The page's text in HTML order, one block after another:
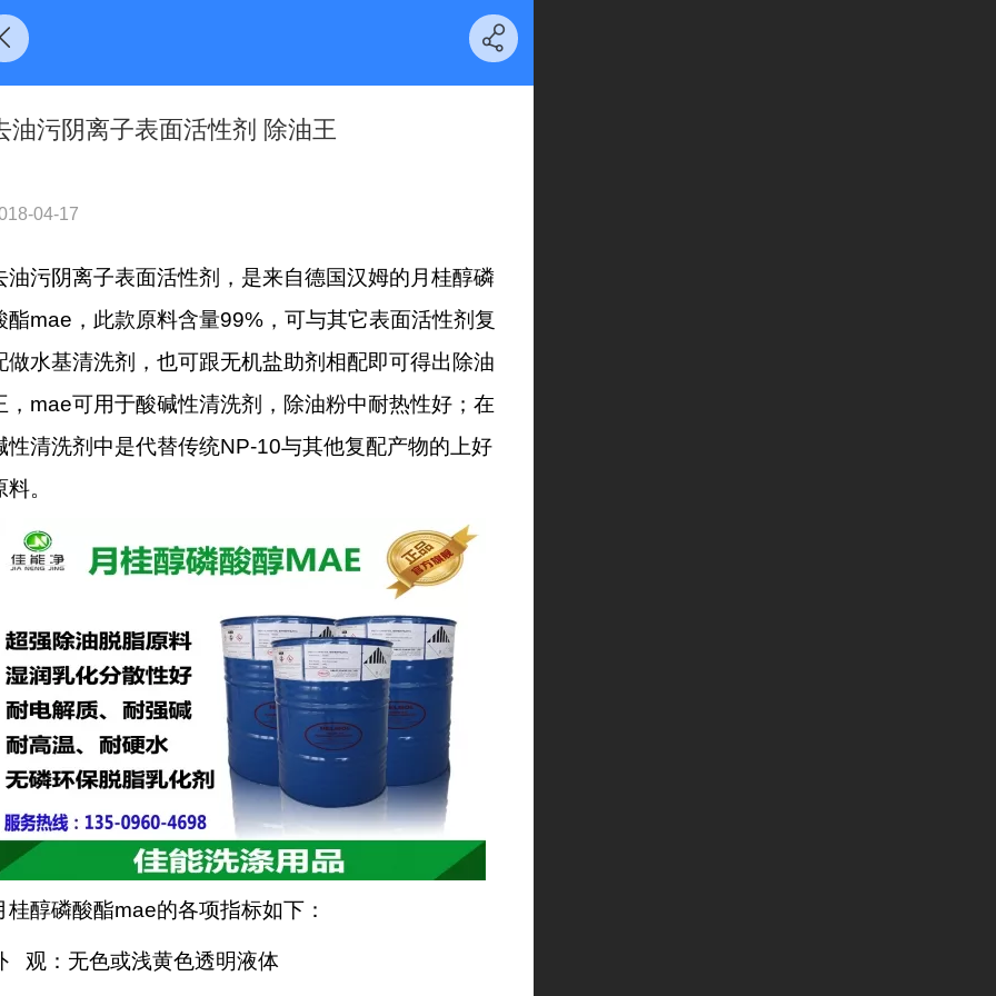
油污阴离子表面活性剂 除油王
04-17
油污阴离子表面活性剂，是来自德国汉姆的月桂醇磷
酯mae，此款原料含量99%，可与其它表面活性剂复
做水基清洗剂，也可跟无机盐助剂相配即可得出除油
，mae可用于酸碱性清洗剂，除油粉中耐热性好；在
性清洗剂中是代替传统NP-10与其他复配产物的上好
料。
桂醇磷酸酯mae的各项指标如下：
观：无色或浅黄色透明液体